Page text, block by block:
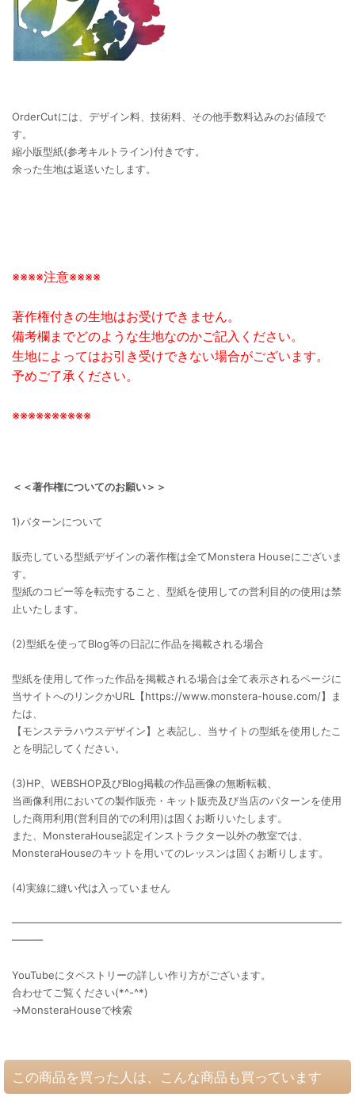
OrderCutには、デザイン料、技術料、その他手数料込みのお値段で
す。
縮小版型紙(参考キルトライン)付きです。
余った生地は返送いたします。
※※※※注意※※※※
著作権付きの生地はお受けできません。
備考欄までどのような生地なのかご記入ください。
生地によってはお引き受けできない場合がございます。
予めご了承ください。
※※※※※※※※※※
＜＜著作権についてのお願い＞＞
1)パターンについて
販売している型紙デザインの著作権は全てMonstera Houseにございま
す。
型紙のコピー等を転売すること、型紙を使用しての営利目的の使用は禁
止いたします。
(2)型紙を使ってBlog等の日記に作品を掲載される場合
型紙を使用して作った作品を掲載される場合は全て表示されるページに
当サイトへのリンクかURL【https://www.monstera-house.com/】ま
たは、
【モンステラハウスデザイン】と表記し、当サイトの型紙を使用したこ
とを明記してください。
(3)HP、WEBSHOP及びBlog掲載の作品画像の無断転載、
当画像利用においての製作販売・キット販売及び当店のパターンを使用
した商用利用(営利目的での利用)は固くお断りいたします。
また、MonsteraHouse認定インストラクター以外の教室では、
MonsteraHouseのキットを用いてのレッスンは固くお断りします。
(4)実線に縫い代は入っていません
━━━━━━━━━━━━━━━━━━━━━━━━━━━━━━━━
━━━
YouTubeにタペストリーの詳しい作り方がございます。
合わせてご覧ください(*^-^*)
→MonsteraHouseで検索
この商品を買った人は、こんな商品も買っています